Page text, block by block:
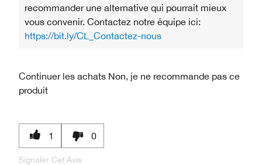
recommander une alternative qui pourrait mieux
vous convenir. Contactez notre équipe ici:
https://bit.ly/CL_Contactez-nous
Continuer les achats Non, je ne recommande pas ce
produit
1 0
Signaler Cet Avis